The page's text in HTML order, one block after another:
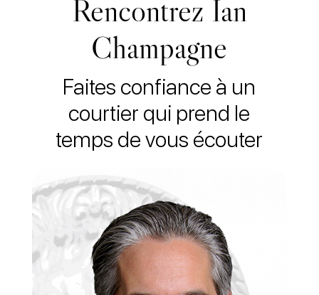
Rencontrez Ian
Champagne
Faites confiance à un
courtier qui prend le
temps de vous écouter